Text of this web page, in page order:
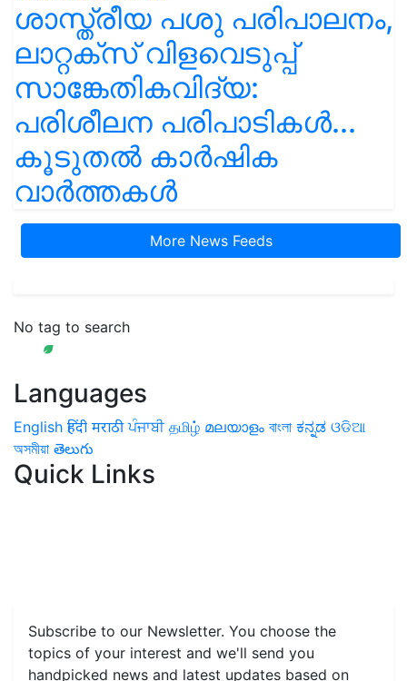
ശാസ്ത്രീയ പശു പരിപാലനം,
ലാറ്റക്സ് വിളവെടുപ്പ്
സാങ്കേതികവിദ്യ:
പരിശീലന പരിപാടികൾ...
കൂടുതൽ കാർഷിക
വാർത്തകൾ
More News Feeds
No tag to search
Languages
English हिंदी मराठी ਪੰਜਾਬੀ தமிழ் മലയാളം বাংলা ಕನ್ನಡ ଓଡିଆ
অসমীয়া తెలుగు
Quick Links
Subscribe to our Newsletter. You choose the
topics of your interest and we'll send you
handpicked news and latest updates based on